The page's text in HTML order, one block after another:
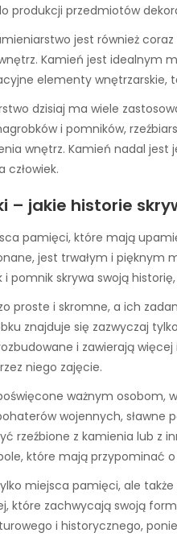
produkcji przedmiotów
jest również
Kamień jest idealnym
elementy wnętrzarskie,
dzisiaj ma wiele
i pomników,
wnętrz. Kamień nadal jest
człowiek.
– jakie historie
pamięci, które mają
jest trwałym i pięknym
i pomnik skrywa swoją
proste i skromne, a ich
znajduje się zazwyczaj
i zawierają
niego zajęcie.
ważnym osobom,
wojennych, sławne
rzeźbione z kamienia lub z
które mają przypominać
miejsca pamięci, ale
które zachwycają swoją
i historycznego,